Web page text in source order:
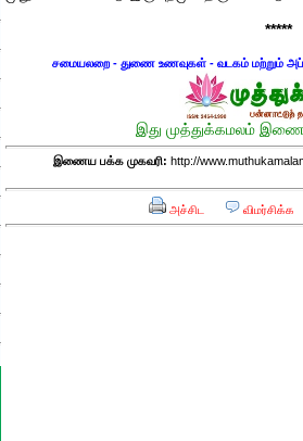
*****
சமையலறை - துணை உணவுகள் - வடகம் மற்றும்
இது முத்துக்கமலம்
இணைய பக்க முகவரி: http://
அச்சிட விமர்சிக்க